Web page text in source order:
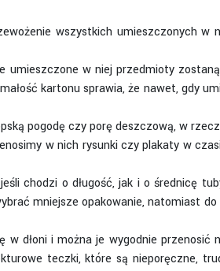
wszystkich umieszczonych w
w niej przedmioty
kartonu sprawia, że nawet, gdy
pogodę czy porę deszczową, w
w nich rysunki czy plakaty w
chodzi o długość, jak i o średnicę
mniejsze opakowanie, natomiast
dłoni i można je wygodnie przenosić
teczki, które są nieporęczne,